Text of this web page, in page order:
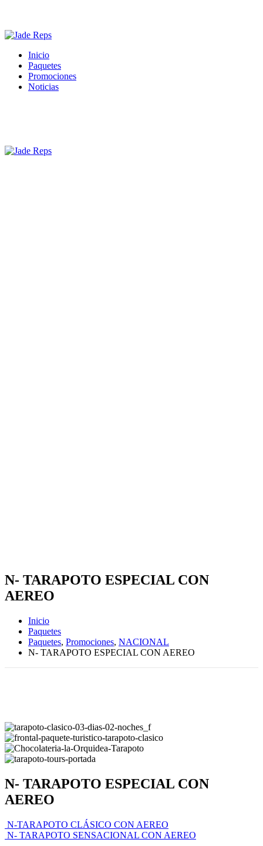
Inicio
Paquetes
Promociones
Noticias
N- TARAPOTO ESPECIAL CON
AEREO
Inicio
Paquetes
Paquetes, Promociones, NACIONAL
N- TARAPOTO ESPECIAL CON AEREO
N- TARAPOTO ESPECIAL CON
AEREO
N-TARAPOTO CLÁSICO CON AEREO
N- TARAPOTO SENSACIONAL CON AEREO